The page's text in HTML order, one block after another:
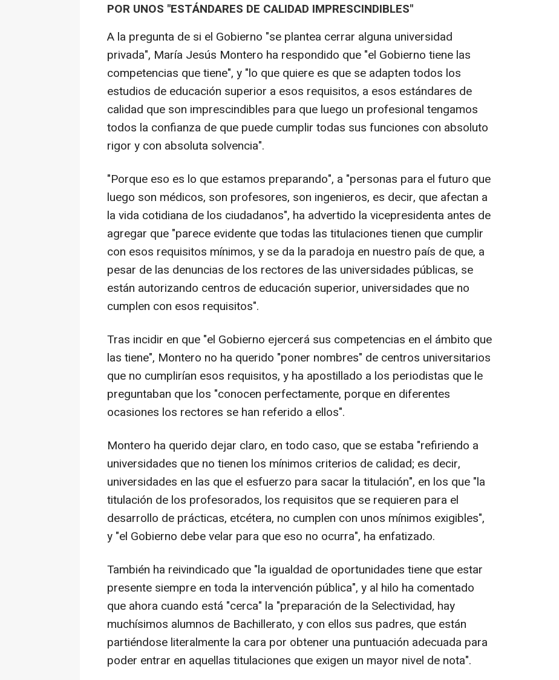
POR UNOS "ESTÁNDARES DE CALIDAD IMPRESCINDIBLES"
A la pregunta de si el Gobierno "se plantea cerrar alguna universidad
privada", María Jesús Montero ha respondido que "el Gobierno tiene las
competencias que tiene", y "lo que quiere es que se adapten todos los
estudios de educación superior a esos requisitos, a esos estándares de
calidad que son imprescindibles para que luego un profesional tengamos
todos la confianza de que puede cumplir todas sus funciones con absoluto
rigor y con absoluta solvencia".
"Porque eso es lo que estamos preparando", a "personas para el futuro que
luego son médicos, son profesores, son ingenieros, es decir, que afectan a
la vida cotidiana de los ciudadanos", ha advertido la vicepresidenta antes de
agregar que "parece evidente que todas las titulaciones tienen que cumplir
con esos requisitos mínimos, y se da la paradoja en nuestro país de que, a
pesar de las denuncias de los rectores de las universidades públicas, se
están autorizando centros de educación superior, universidades que no
cumplen con esos requisitos".
Tras incidir en que "el Gobierno ejercerá sus competencias en el ámbito que
las tiene", Montero no ha querido "poner nombres" de centros universitarios
que no cumplirían esos requisitos, y ha apostillado a los periodistas que le
preguntaban que los "conocen perfectamente, porque en diferentes
ocasiones los rectores se han referido a ellos".
Montero ha querido dejar claro, en todo caso, que se estaba "refiriendo a
universidades que no tienen los mínimos criterios de calidad; es decir,
universidades en las que el esfuerzo para sacar la titulación", en los que "la
titulación de los profesorados, los requisitos que se requieren para el
desarrollo de prácticas, etcétera, no cumplen con unos mínimos exigibles",
y "el Gobierno debe velar para que eso no ocurra", ha enfatizado.
También ha reivindicado que "la igualdad de oportunidades tiene que estar
presente siempre en toda la intervención pública", y al hilo ha comentado
que ahora cuando está "cerca" la "preparación de la Selectividad, hay
muchísimos alumnos de Bachillerato, y con ellos sus padres, que están
partiéndose literalmente la cara por obtener una puntuación adecuada para
poder entrar en aquellas titulaciones que exigen un mayor nivel de nota".